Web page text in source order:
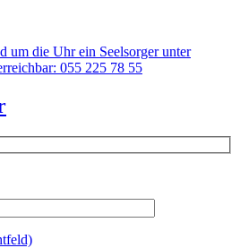
um die Uhr ein Seelsorger unter
055 225 78 55